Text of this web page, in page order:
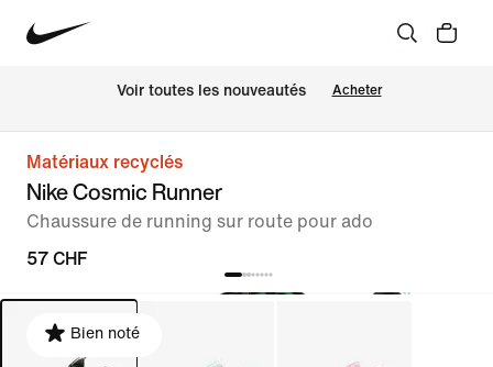
Voir toutes les nouveautés Acheter
Matériaux recyclés
Nike Cosmic Runner
Chaussure de running sur route pour ado
57 CHF
Bien noté